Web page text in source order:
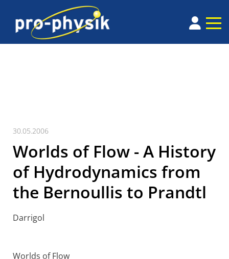
30.05.2006
Worlds of Flow - A History
of Hydrodynamics from
the Bernoullis to Prandtl
Darrigol
Worlds of Flow